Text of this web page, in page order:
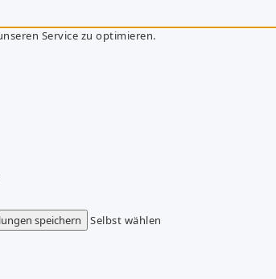
Service zu optimieren.
speichern
Selbst wählen